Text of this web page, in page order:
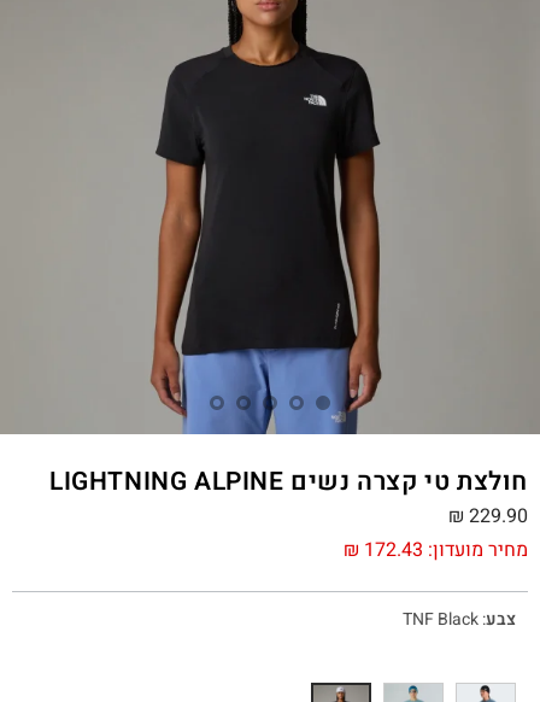
חולצת טי קצרה נשים LIGHTNING ALPINE
מחיר מועדון: ₪ 172.43
₪ 229.90
צבע:
TNF Black